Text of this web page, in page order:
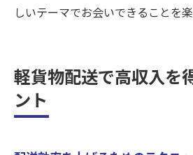
しいテーマでお会いできることを
軽貨物配送で高収入を
ント